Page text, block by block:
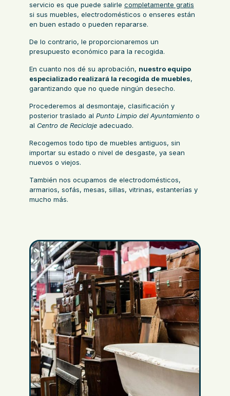
servicio es que puede salirle completamente gratis
si sus muebles, electrodomésticos o enseres están
en buen estado o pueden repararse.
De lo contrario, le proporcionaremos un
presupuesto económico para la recogida.
En cuanto nos dé su aprobación, nuestro equipo
especializado realizará la recogida de muebles,
garantizando que no quede ningún desecho.
Procederemos al desmontaje, clasificación y
posterior traslado al Punto Limpio del Ayuntamientoo
al Centro de Reciclajeadecuado.
Recogemos todo tipo de muebles antiguos, sin
importar su estado o nivel de desgaste, ya sean
nuevos o viejos.
También nos ocupamos de electrodomésticos,
armarios, sofás, mesas, sillas, vitrinas, estanterías y
mucho más.